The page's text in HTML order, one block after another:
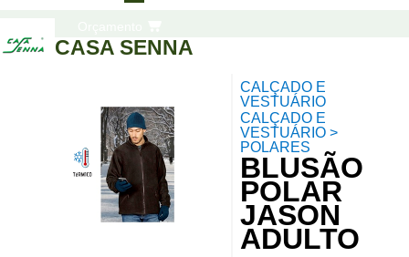
CASA SENNA
CALÇADO E
VESTUÁRIO
CALÇADO E
VESTUÁRIO >
POLARES
BLUSÃO
POLAR
JASON
ADULTO